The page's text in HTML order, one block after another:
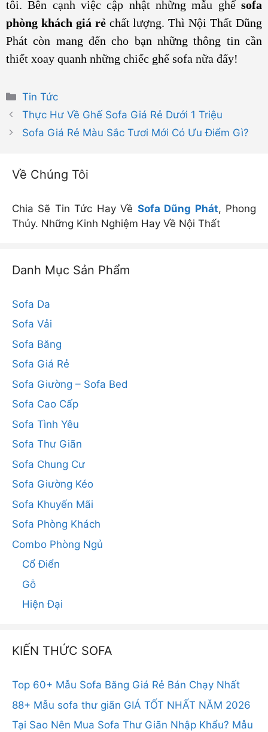
tôi. Bên cạnh việc cập nhật những mẫu ghế sofa
phòng khách giá rẻchất lượng. Thì Nội Thất Dũng
Phát còn mang đến cho bạn những thông tin cần
thiết xoay quanh những chiếc ghế sofa nữa đấy!
Danh
mục
Tin Tức
Thực Hư Về Ghế Sofa Giá Rẻ Dưới 1 Triệu
Sofa Giá Rẻ Màu Sắc Tươi Mới Có Ưu Điểm Gì?
Về Chúng Tôi
Chia Sẽ Tin Tức Hay Về Sofa Dũng Phát, Phong
Thủy. Những Kinh Nghiệm Hay Về Nội Thất
Danh Mục Sản Phẩm
Sofa Da
Sofa Vải
Sofa Băng
Sofa Giá Rẻ
Sofa Giường – Sofa Bed
Sofa Cao Cấp
Sofa Tình Yêu
Sofa Thư Giãn
Sofa Chung Cư
Sofa Giường Kéo
Sofa Khuyến Mãi
Sofa Phòng Khách
Combo Phòng Ngủ
Cổ Điển
Gỗ
Hiện Đại
KIẾN THỨC SOFA
Top 60+ Mẫu Sofa Băng Giá Rẻ Bán Chạy Nhất
88+ Mẫu sofa thư giãn GIÁ TỐT NHẤT NĂM 2026
Tại Sao Nên Mua Sofa Thư Giãn Nhập Khẩu? Mẫu